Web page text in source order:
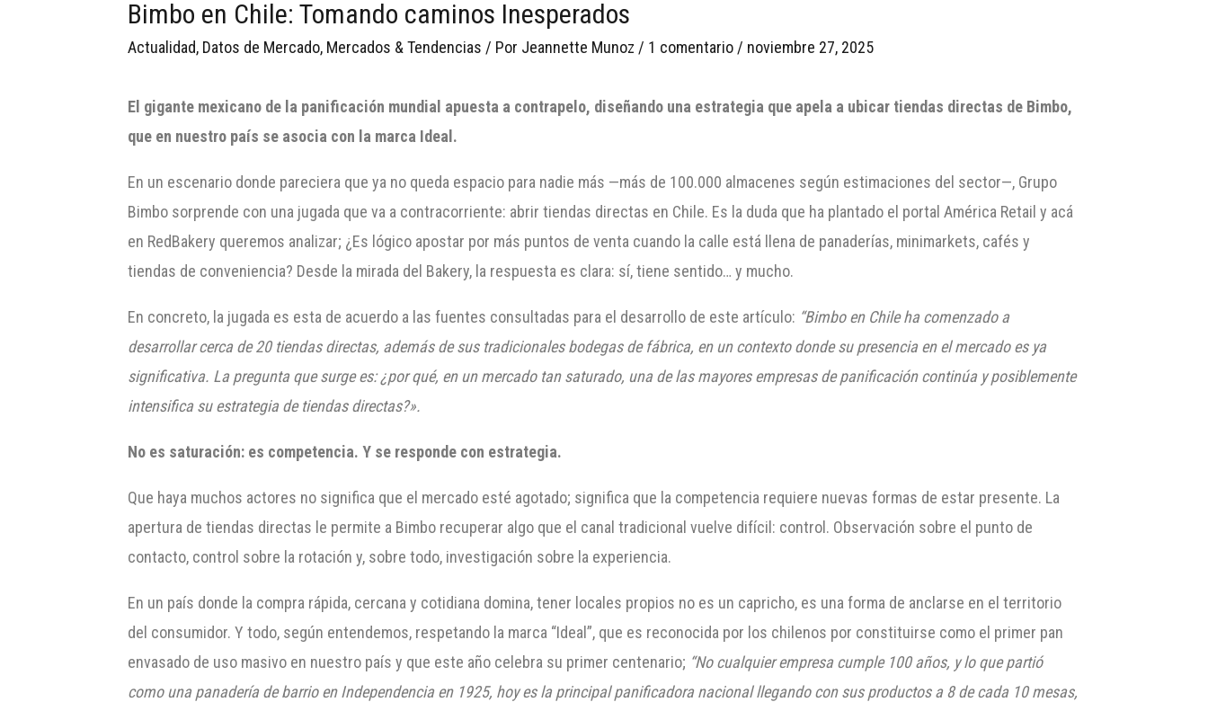
Bimbo en Chile: Tomando caminos Inesperados
Actualidad, Datos de Mercado, Mercados & Tendencias / Por Jeannette Munoz / 1 comentario / noviembre 27, 2025
El gigante mexicano de la panificación mundial apuesta a contrapelo, diseñando una estrategia que apela a ubicar tiendas directas de Bimbo,
que en nuestro país se asocia con la marca Ideal.
En un escenario donde pareciera que ya no queda espacio para nadie más —más de 100.000 almacenes según estimaciones del sector—, Grupo
Bimbo sorprende con una jugada que va a contracorriente: abrir tiendas directas en Chile. Es la duda que ha plantado el portal América Retail y acá
en RedBakery queremos analizar; ¿Es lógico apostar por más puntos de venta cuando la calle está llena de panaderías, minimarkets, cafés y
tiendas de conveniencia? Desde la mirada del Bakery, la respuesta es clara: sí, tiene sentido… y mucho.
En concreto, la jugada es esta de acuerdo a las fuentes consultadas para el desarrollo de este artículo: “Bimbo en Chile ha comenzado a
desarrollar cerca de 20 tiendas directas, además de sus tradicionales bodegas de fábrica, en un contexto donde su presencia en el mercado es ya
significativa. La pregunta que surge es: ¿por qué, en un mercado tan saturado, una de las mayores empresas de panificación continúa y posiblemente
intensifica su estrategia de tiendas directas?».
No es saturación: es competencia. Y se responde con estrategia.
Que haya muchos actores no significa que el mercado esté agotado; significa que la competencia requiere nuevas formas de estar presente. La
apertura de tiendas directas le permite a Bimbo recuperar algo que el canal tradicional vuelve difícil: control. Observación sobre el punto de
contacto, control sobre la rotación y, sobre todo, investigación sobre la experiencia.
En un país donde la compra rápida, cercana y cotidiana domina, tener locales propios no es un capricho, es una forma de anclarse en el territorio
del consumidor. Y todo, según entendemos, respetando la marca “Ideal”, que es reconocida por los chilenos por constituirse como el primer pan
envasado de uso masivo en nuestro país y que este año celebra su primer centenario; “No cualquier empresa cumple 100 años, y lo que partió
como una panadería de barrio en Independencia en 1925, hoy es la principal panificadora nacional llegando con sus productos a 8 de cada 10 mesas,